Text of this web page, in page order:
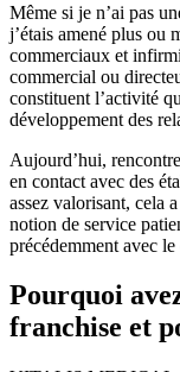
Même si je n’ai pas
j’étais amené plus ou
commerciaux et
commercial ou
constituent l’activité
développement des
Aujourd’hui,
en contact avec des
assez valorisant, cela
notion de service
précédemment avec
Pourquoi
franchise et